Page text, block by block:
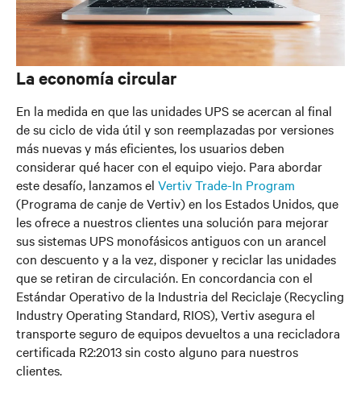
La economía circular
En la medida en que las unidades UPS se acercan al final
de su ciclo de vida útil y son reemplazadas por versiones
más nuevas y más eficientes, los usuarios deben
considerar qué hacer con el equipo viejo. Para abordar
este desafío, lanzamos el Vertiv Trade-In Program
(Programa de canje de Vertiv) en los Estados Unidos, que
les ofrece a nuestros clientes una solución para mejorar
sus sistemas UPS monofásicos antiguos con un arancel
con descuento y a la vez, disponer y reciclar las unidades
que se retiran de circulación. En concordancia con el
Estándar Operativo de la Industria del Reciclaje (Recycling
Industry Operating Standard, RIOS), Vertiv asegura el
transporte seguro de equipos devueltos a una recicladora
certificada R2:2013 sin costo alguno para nuestros
clientes.